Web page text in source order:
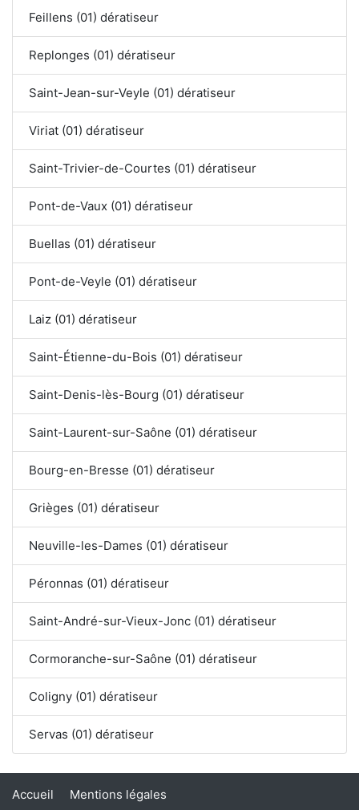
Feillens (01) dératiseur
Replonges (01) dératiseur
Saint-Jean-sur-Veyle (01) dératiseur
Viriat (01) dératiseur
Saint-Trivier-de-Courtes (01) dératiseur
Pont-de-Vaux (01) dératiseur
Buellas (01) dératiseur
Pont-de-Veyle (01) dératiseur
Laiz (01) dératiseur
Saint-Étienne-du-Bois (01) dératiseur
Saint-Denis-lès-Bourg (01) dératiseur
Saint-Laurent-sur-Saône (01) dératiseur
Bourg-en-Bresse (01) dératiseur
Grièges (01) dératiseur
Neuville-les-Dames (01) dératiseur
Péronnas (01) dératiseur
Saint-André-sur-Vieux-Jonc (01) dératiseur
Cormoranche-sur-Saône (01) dératiseur
Coligny (01) dératiseur
Servas (01) dératiseur
Accueil Mentions légales